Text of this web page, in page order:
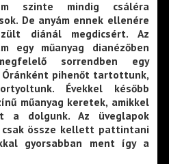
szinte mindig csáléra
De anyám ennek ellenére
diánál megdicsért. Az
egy műanyag dianézőben
sorrendben egy
Óránként pihenőt tartottunk,
Évekkel később
műanyag keretek, amikkel
a dolgunk. Az üveglapok
csak össze kellett pattintani
gyorsabban ment így a